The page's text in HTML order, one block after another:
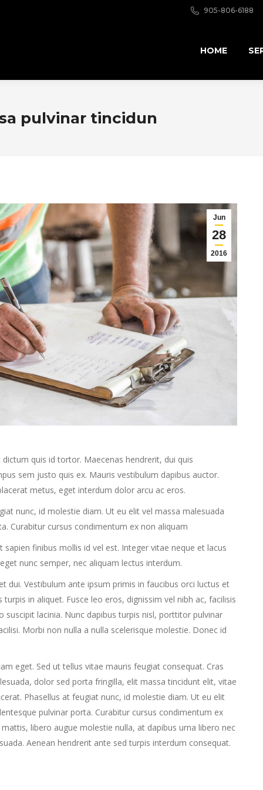
905-806-6188
HOME
pulvinar tincidun
Jun
28
2016
quis id tortor. Maecenas hendrerit, dui quis
sem justo quis ex. Mauris vestibulum dapibus auctor.
metus, eget interdum dolor arcu ac eros.
nunc, id molestie diam. Ut eu elit vel massa malesuada
Curabitur cursus condimentum ex non aliquam
finibus mollis id vel est. Integer vitae neque et lacus
nunc semper, nec aliquam lectus interdum.
dui. Vestibulum ante ipsum primis in faucibus orci luctus et
in aliquet. Fusce leo eros, dignissim vel nibh ac, facilisis
lacinia. Nunc dapibus turpis nisl, porttitor pulvinar
Morbi non nulla a nulla scelerisque molestie. Donec id
eget. Sed ut tellus vitae mauris feugiat consequat. Cras
dolor sed porta fringilla, elit massa tincidunt elit, vitae
Phasellus at feugiat nunc, id molestie diam. Ut eu elit
pulvinar porta. Curabitur cursus condimentum ex
libero augue molestie nulla, at dapibus urna libero nec
Aenean hendrerit ante sed turpis interdum consequat.